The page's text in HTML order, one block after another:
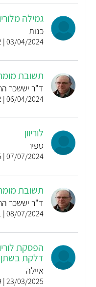
גמילה
כנות
03/04/2024 | 11:32
תשובת
ד"ר יששכר
06/04/2024 | 14:02
לוריוון
ספיר
07/07/2024 | 13:35
תשובת
ד"ר יששכר
08/07/2024 | 10:41
הפסקת
דלקת בשתן
איילה
23/03/2025 | 13:39